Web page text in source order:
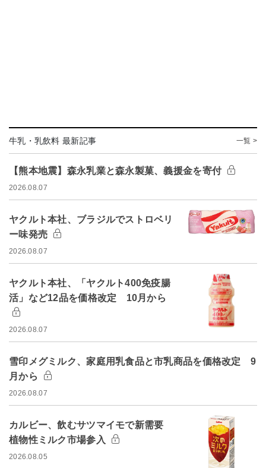
牛乳・乳飲料 最新記事 一覧 >
【熊本地震】森永乳業と森永製菓、義援金を寄付
2026.08.07
ヤクルト本社、ブラジルでストロベリ
ー味発売
2026.08.07
ヤクルト本社、「ヤクルト400免疫腸
活」など12品を価格改定 10月から
2026.08.07
雪印メグミルク、家庭用乳食品と市乳商品を価格改定 9
月から
2026.08.07
カルビー、飲むサツマイモで新需要
植物性ミルク市場参入
2026.08.05